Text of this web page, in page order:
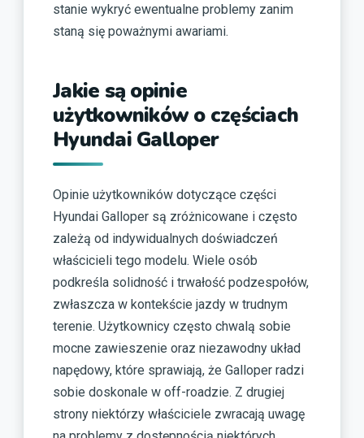
stanie wykryć ewentualne problemy zanim
staną się poważnymi awariami.
Jakie są opinie
użytkowników o częściach
Hyundai Galloper
Opinie użytkowników dotyczące części
Hyundai Galloper są zróżnicowane i często
zależą od indywidualnych doświadczeń
właścicieli tego modelu. Wiele osób
podkreśla solidność i trwałość podzespołów,
zwłaszcza w kontekście jazdy w trudnym
terenie. Użytkownicy często chwalą sobie
mocne zawieszenie oraz niezawodny układ
napędowy, które sprawiają, że Galloper radzi
sobie doskonale w off-roadzie. Z drugiej
strony niektórzy właściciele zwracają uwagę